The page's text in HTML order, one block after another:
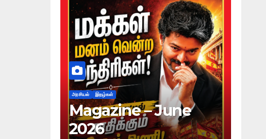
Magazine – June
அரசியல் இதழ்கள்
Magazine –
2026